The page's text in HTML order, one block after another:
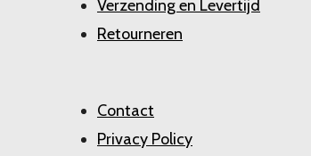
Verzending en Levertijd
Retourneren
Contact
Privacy Policy